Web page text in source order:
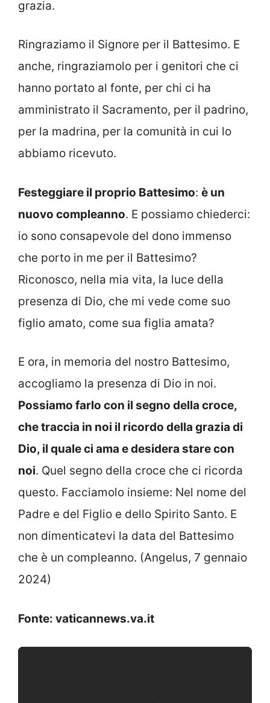
grazia.
Ringraziamo il Signore per il Battesimo. E
anche, ringraziamolo per i genitori che ci
hanno portato al fonte, per chi ci ha
amministrato il Sacramento, per il padrino,
per la madrina, per la comunità in cui lo
abbiamo ricevuto.
Festeggiare il proprio Battesimo: è un
nuovo compleanno. E possiamo chiederci:
io sono consapevole del dono immenso
che porto in me per il Battesimo?
Riconosco, nella mia vita, la luce della
presenza di Dio, che mi vede come suo
figlio amato, come sua figlia amata?
E ora, in memoria del nostro Battesimo,
accogliamo la presenza di Dio in noi.
Possiamo farlo con il segno della croce,
che traccia in noi il ricordo della grazia di
Dio, il quale ci ama e desidera stare con
noi. Quel segno della croce che ci ricorda
questo. Facciamolo insieme: Nel nome del
Padre e del Figlio e dello Spirito Santo. E
non dimenticatevi la data del Battesimo
che è un compleanno. (Angelus, 7 gennaio
2024)
Fonte: vaticannews.va.it